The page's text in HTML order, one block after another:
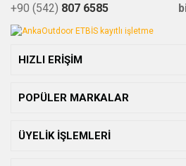
+90 (542) 807 6585
HIZLI ERİŞİM
POPÜLER MARKALAR
ÜYELİK İŞLEMLERİ